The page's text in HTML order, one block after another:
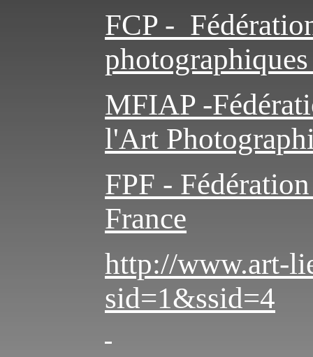
FCP -
MFIAP -
l'Art
FPF -
France
http://www.art-
sid=1&ssid=4